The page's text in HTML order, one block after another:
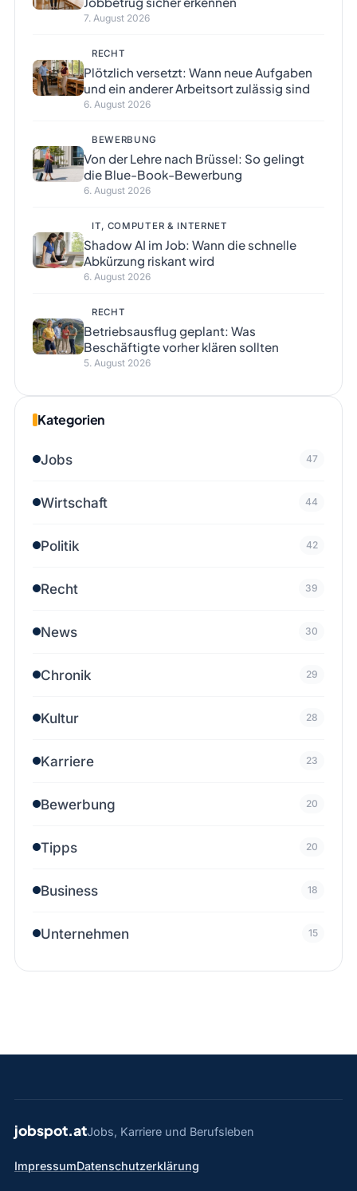
7. August 2026
RECHT
Plötzlich versetzt: Wann neue Aufgaben
und ein anderer Arbeitsort zulässig sind
6. August 2026
BEWERBUNG
Von der Lehre nach Brüssel: So gelingt
die Blue-Book-Bewerbung
6. August 2026
IT, COMPUTER & INTERNET
Shadow AI im Job: Wann die schnelle
Abkürzung riskant wird
6. August 2026
RECHT
Betriebsausflug geplant: Was
Beschäftigte vorher klären sollten
5. August 2026
Kategorien
Jobs 47
Wirtschaft 44
Politik 42
Recht 39
News 30
Chronik 29
Kultur 28
Karriere 23
Bewerbung 20
Tipps 20
Business 18
Unternehmen 15
jobspot.atJobs, Karriere und Berufsleben
ImpressumDatenschutzerklärung